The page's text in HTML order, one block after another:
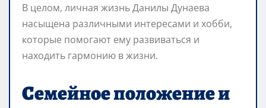
В целом, личная жизнь Данилы Дунаева
насыщена различными интересами и хобби,
которые помогают ему развиваться и
находить гармонию в жизни.
Семейное положение и